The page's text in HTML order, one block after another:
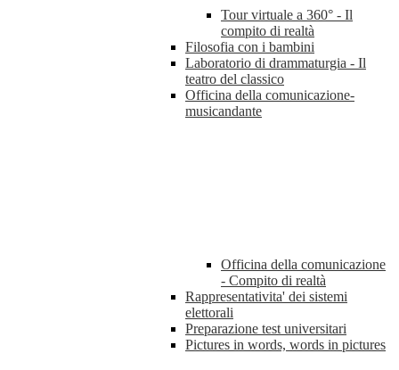
Tour virtuale a 360° - Il
compito di realtà
Filosofia con i bambini
Laboratorio di drammaturgia - Il
teatro del classico
Officina della comunicazione-
musicandante
Officina della comunicazione
- Compito di realtà
Rappresentativita' dei sistemi
elettorali
Preparazione test universitari
Pictures in words, words in pictures